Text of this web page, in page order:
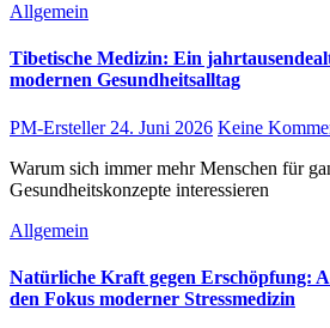
Allgemein
Tibetische Medizin: Ein
modernen Gesundheitsalltag
PM-Ersteller 24. Juni 2026 Keine
Warum sich immer mehr Menschen für ganzheitliche
Gesundheitskonzepte interessieren
Allgemein
Natürliche Kraft gegen Erschöpfung:
den Fokus moderner Stressmedizin